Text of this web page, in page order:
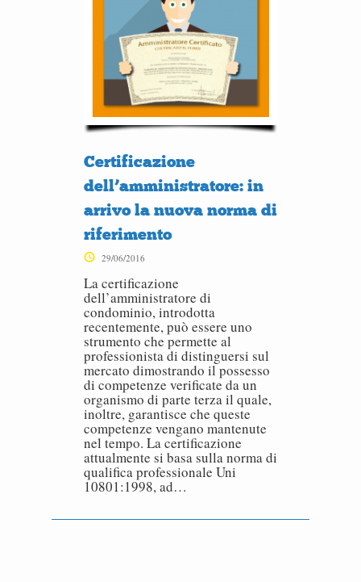
Certificazione
dell’amministratore: in
arrivo la nuova norma di
riferimento
29/06/2016
La certificazione
dell’amministratore di
condominio, introdotta
recentemente, può essere uno
strumento che permette al
professionista di distinguersi sul
mercato dimostrando il possesso
di competenze verificate da un
organismo di parte terza il quale,
inoltre, garantisce che queste
competenze vengano mantenute
nel tempo. La certificazione
attualmente si basa sulla norma di
qualifica professionale Uni
10801:1998, ad…